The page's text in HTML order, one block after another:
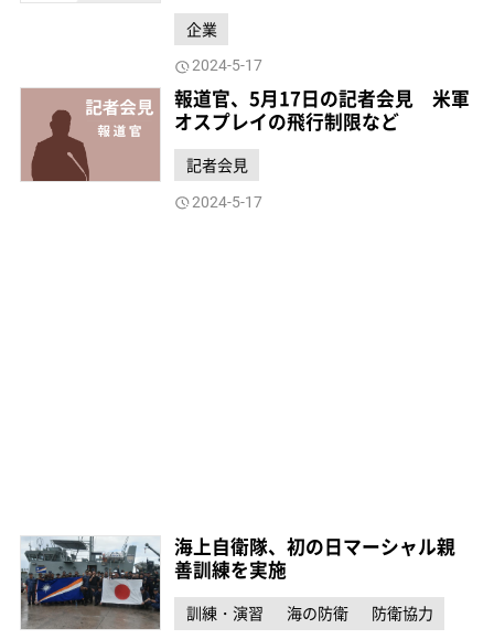
企業
2024-5-17
報道官、5月17日の記者会見 米軍
オスプレイの飛行制限など
記者会見
2024-5-17
海上自衛隊、初の日マーシャル親
善訓練を実施
訓練・演習 海の防衛 防衛協力